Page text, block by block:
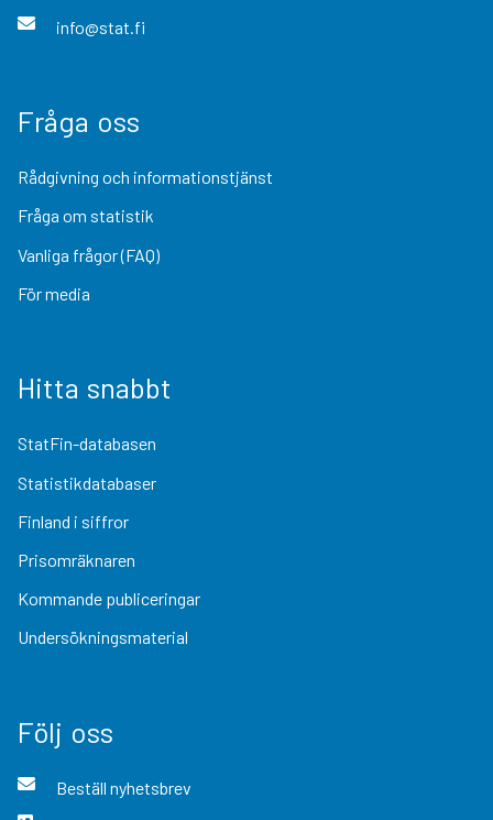
info@stat.fi
Fråga oss
Rådgivning och informationstjänst
Fråga om statistik
Vanliga frågor (FAQ)
För media
Hitta snabbt
StatFin-databasen
Statistikdatabaser
Finland i siffror
Prisomräknaren
Kommande publiceringar
Undersökningsmaterial
Följ oss
Beställ nyhetsbrev